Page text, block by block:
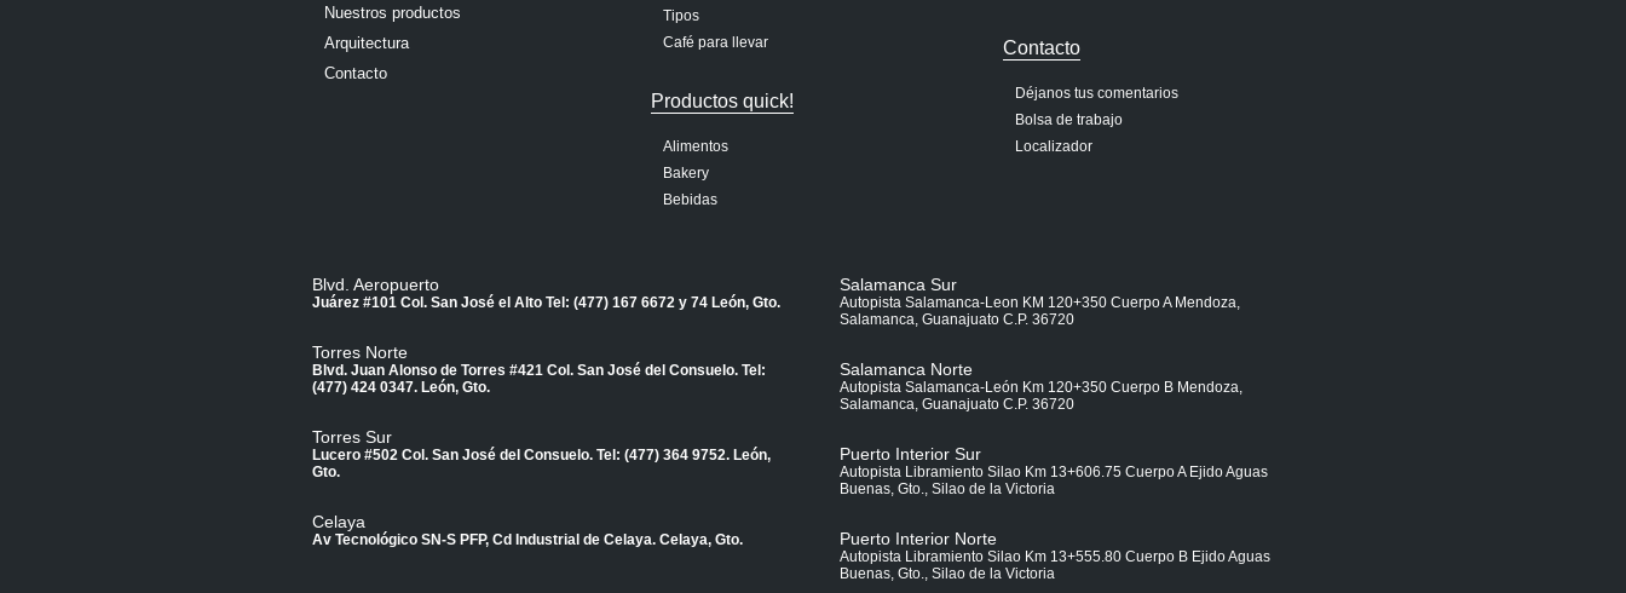
Nuestros productos
Arquitectura
Contacto
Tipos
Café para llevar
Productos quick!
Alimentos
Bakery
Bebidas
Contacto
Déjanos tus comentarios
Bolsa de trabajo
Localizador
Blvd. Aeropuerto
Juárez #101 Col. San José el Alto Tel: (477) 167 6672 y 74 León, Gto.
Torres Norte
Blvd. Juan Alonso de Torres #421 Col. San José del Consuelo. Tel:
(477) 424 0347. León, Gto.
Torres Sur
Lucero #502 Col. San José del Consuelo. Tel: (477) 364 9752. León,
Gto.
Celaya
Av Tecnológico SN-S PFP, Cd Industrial de Celaya. Celaya, Gto.
Salamanca Sur
Autopista Salamanca-Leon KM 120+350 Cuerpo A Mendoza,
Salamanca, Guanajuato C.P. 36720
Salamanca Norte
Autopista Salamanca-León Km 120+350 Cuerpo B Mendoza,
Salamanca, Guanajuato C.P. 36720
Puerto Interior Sur
Autopista Libramiento Silao Km 13+606.75 Cuerpo A Ejido Aguas
Buenas, Gto., Silao de la Victoria
Puerto Interior Norte
Autopista Libramiento Silao Km 13+555.80 Cuerpo B Ejido Aguas
Buenas, Gto., Silao de la Victoria